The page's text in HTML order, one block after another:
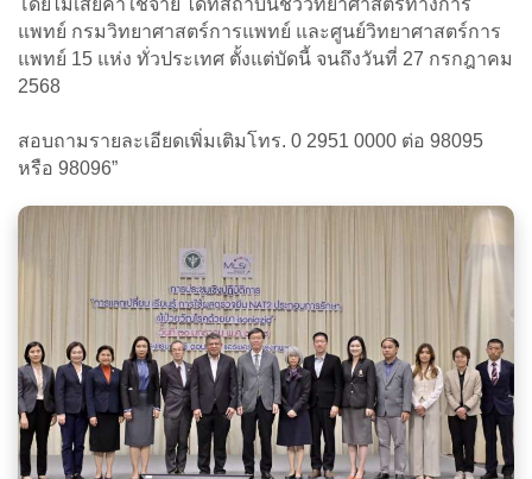
โดยไม่เสียค่าใช้จ่าย ได้ที่สถาบันชีววิทยาศาสตร์ทางการ
แพทย์ กรมวิทยาศาสตร์การแพทย์ และศูนย์วิทยาศาสตร์การ
แพทย์ 15 แห่ง ทั่วประเทศ ตั้งแต่บัดนี้ จนถึงวันที่ 27 กรกฎาคม
2568
สอบถามรายละเอียดเพิ่มเติมโทร. 0 2951 0000 ต่อ 98095
หรือ 98096”